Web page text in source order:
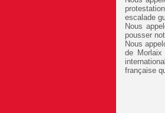
escalade
Nous
pousser
Nous
de
française